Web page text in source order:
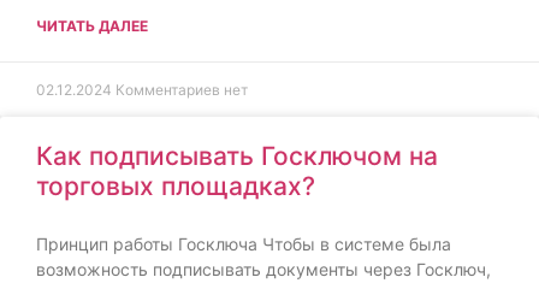
ЧИТАТЬ ДАЛЕЕ
02.12.2024 Комментариев нет
Как подписывать Госключом на
торговых площадках?
Принцип работы Госключа Чтобы в системе была
возможность подписывать документы через Госключ,